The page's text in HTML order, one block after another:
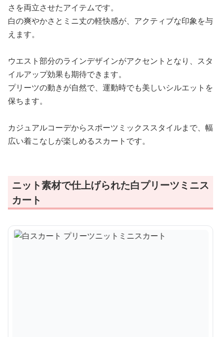
さを両立させたアイテムです。
白の爽やかさとミニ丈の軽快感が、アクティブな印象を与
えます。
ウエスト部分のラインデザインがアクセントとなり、スタ
イルアップ効果も期待できます。
プリーツの動きが自然で、運動時でも美しいシルエットを
保ちます。
カジュアルコーデからスポーツミックススタイルまで、幅
広い着こなしが楽しめるスカートです。
ニット素材で仕上げられた白プリーツミニス
カート